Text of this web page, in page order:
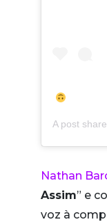
A post
Nathan
Assim” e
voz à